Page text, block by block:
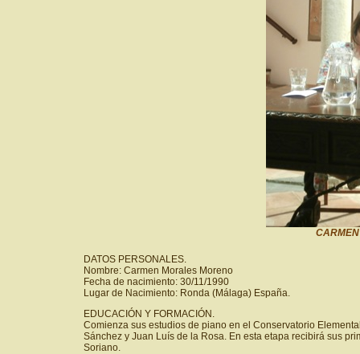
DATOS PERSONALES.
Nombre: Carmen Morales Moreno
Fecha de nacimiento: 30/11/1990
Lugar de Nacimiento: Ronda (Málaga) España.
EDUCACIÓN Y FORMACIÓN.
Comienza sus estudios de piano en el Conservatorio
Sánchez y Juan Luís de la Rosa. En esta etapa recibirá sus
Soriano.